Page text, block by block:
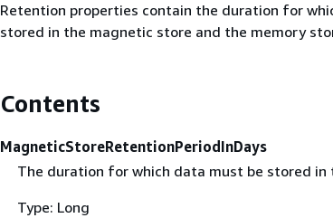
Retention properties contain the duration for
stored in the magnetic store and the memory
Contents
MagneticStoreRetentionPeriodInDays
The duration for which data must be stored in
Type: Long